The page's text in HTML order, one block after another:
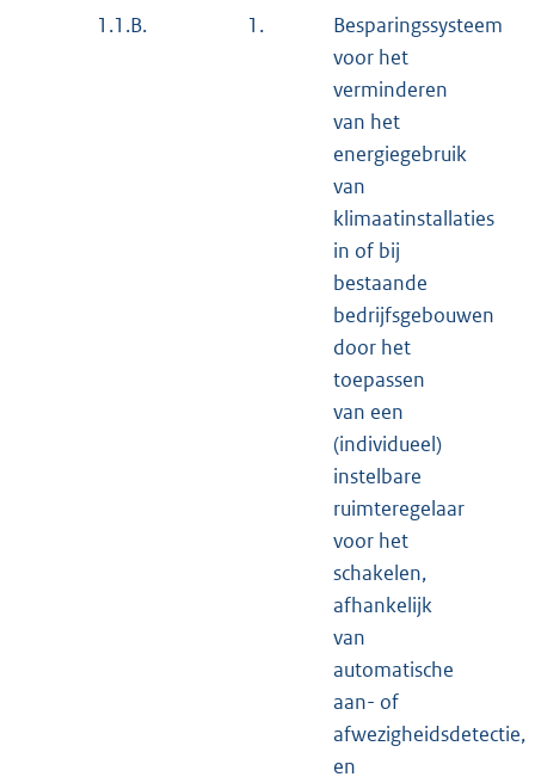
1.1.B. 1.
Besparingssysteem
voor het
verminderen
van het
energiegebruik
van
klimaatinstallaties
in of bij
bestaande
bedrijfsgebouwen
door het
toepassen
van een
(individueel)
instelbare
ruimteregelaar
voor het
schakelen,
afhankelijk
van
automatische
aan- of
afwezigheidsdetectie,
en